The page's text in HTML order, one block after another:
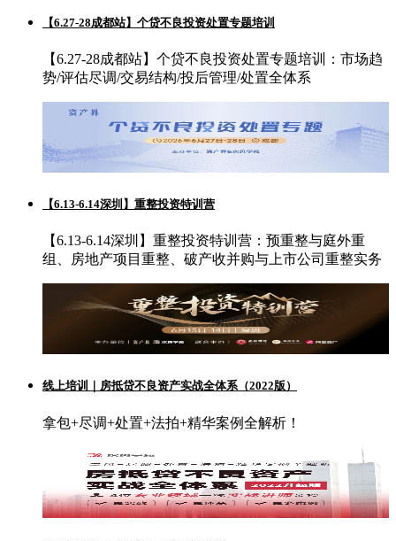
【6.27-28成都站】个贷不良投资处置专题培训
【6.27-28成都站】个贷不良投资处置专题培训：市场趋
势/评估尽调/交易结构/投后管理/处置全体系
【6.13-6.14深圳】重整投资特训营
【6.13-6.14深圳】重整投资特训营：预重整与庭外重
组、房地产项目重整、破产收并购与上市公司重整实务
线上培训｜房抵贷不良资产实战全体系（2022版）
拿包+尽调+处置+法拍+精华案例全解析！